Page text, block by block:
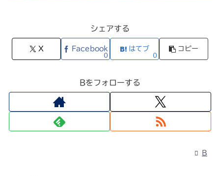
シェアする
X Facebook
0
はてブ
0
コピー
Bをフォローする
B